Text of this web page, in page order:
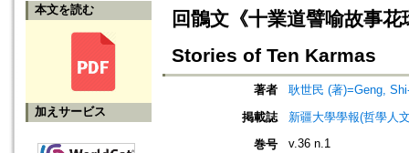
本文を読む
加えサービス
回鶻文《十業道譬喻故事
Stories of Ten Karmas
著者
耿世民 (著)=Geng,
掲載誌
新疆大學學報(哲學人
巻号
v.36 n.1